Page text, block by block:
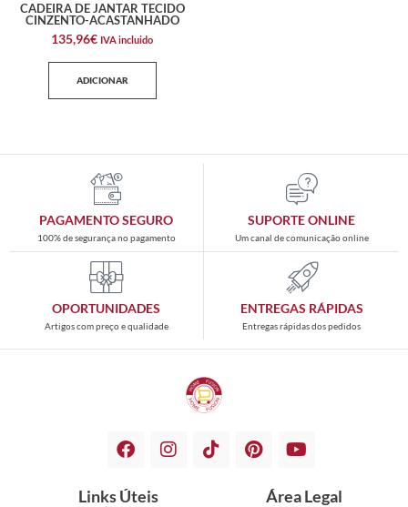
CADEIRA DE JANTAR TECIDO
CINZENTO-ACASTANHADO
135,96€ IVA incluido
ADICIONAR
PAGAMENTO SEGURO
100% de segurança no pagamento
SUPORTE ONLINE
Um canal de comunicação online
OPORTUNIDADES
Artigos com preço e qualidade
ENTREGAS RÁPIDAS
Entregas rápidas dos pedidos
Links Úteis Área Legal